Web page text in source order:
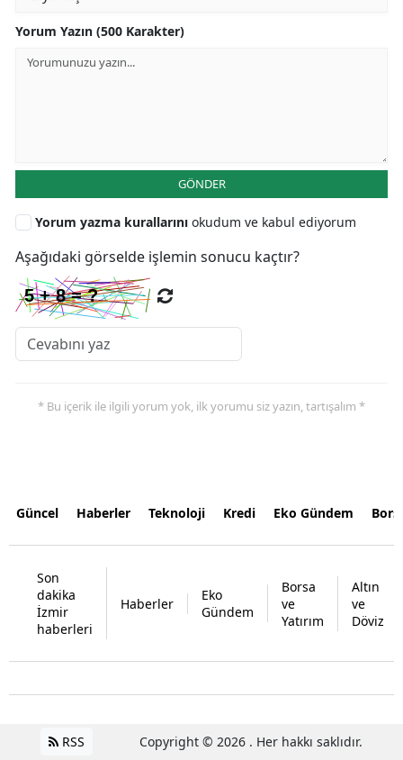
Yorum Yazın (500 Karakter)
GÖNDER
Yorum yazma kurallarını okudum ve kabul ediyorum
Aşağıdaki görselde işlemin sonucu kaçtır?
* Bu içerik ile ilgili yorum yok, ilk yorumu siz yazın, tartışalım *
Güncel Haberler Teknoloji Kredi Eko Gündem
Son
dakika
İzmir
haberleri
Haberler
Eko
Gündem
Borsa
ve
Yatırım
Altın
ve
Döviz
RSS Copyright © 2026 . Her hakkı saklıdır.